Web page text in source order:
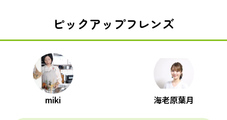
ピックアップフレンズ
miki 海老原葉月